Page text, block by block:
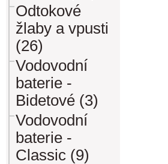
Odtokové
žlaby a vpusti
(26)
Vodovodní
baterie -
Bidetové (3)
Vodovodní
baterie -
Classic (9)